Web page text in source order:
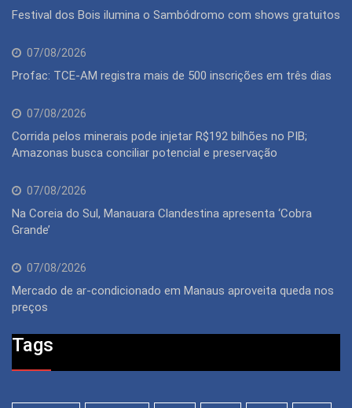
Festival dos Bois ilumina o Sambódromo com shows gratuitos
07/08/2026
Profac: TCE-AM registra mais de 500 inscrições em três dias
07/08/2026
Corrida pelos minerais pode injetar R$192 bilhões no PIB;
Amazonas busca conciliar potencial e preservação
07/08/2026
Na Coreia do Sul, Manauara Clandestina apresenta ‘Cobra
Grande’
07/08/2026
Mercado de ar-condicionado em Manaus aproveita queda nos
preços
Tags